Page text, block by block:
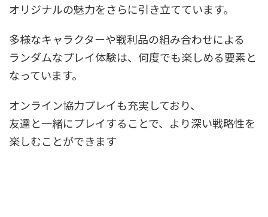
オリジナルの魅力をさらに引き立てています。
多様なキャラクターや戦利品の組み合わせによる
ランダムなプレイ体験は、何度でも楽しめる要素と
なっています。
オンライン協力プレイも充実しており、
友達と一緒にプレイすることで、より深い戦略性を
楽しむことができます